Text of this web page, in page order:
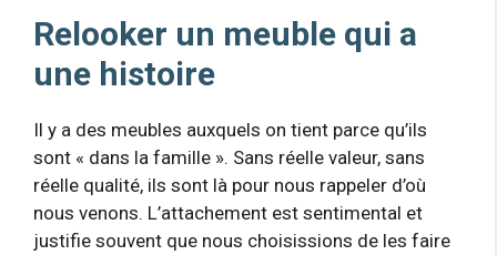
Relooker un meuble qui a
une histoire
Il y a des meubles auxquels on tient parce qu’ils
sont « dans la famille ». Sans réelle valeur, sans
réelle qualité, ils sont là pour nous rappeler d’où
nous venons. L’attachement est sentimental et
justifie souvent que nous choisissions de les faire